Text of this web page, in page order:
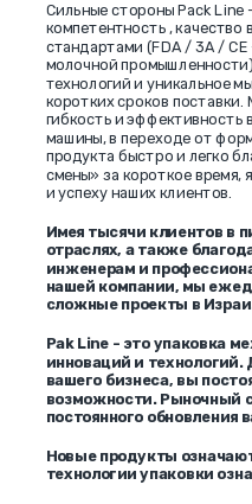
Сильные стороны Pack Line
компетентность ,
стандартами (FDA / 3A /
молочной
технологий и уникальное
коротких сроков
гибкость и эффективность
машины, в переходе от
продукта быстро и легко
смены» за короткое время,
и успеху наших клиентов.
Имея тысячи клиентов в
отраслях, а также
инженерам и
нашей компании, мы
сложные проекты в
Pak Line - это упаковка
инноваций и
вашего бизнеса, вы
возможности. Рыночный
постоянного обновления
Новые продукты
технологии упаковки